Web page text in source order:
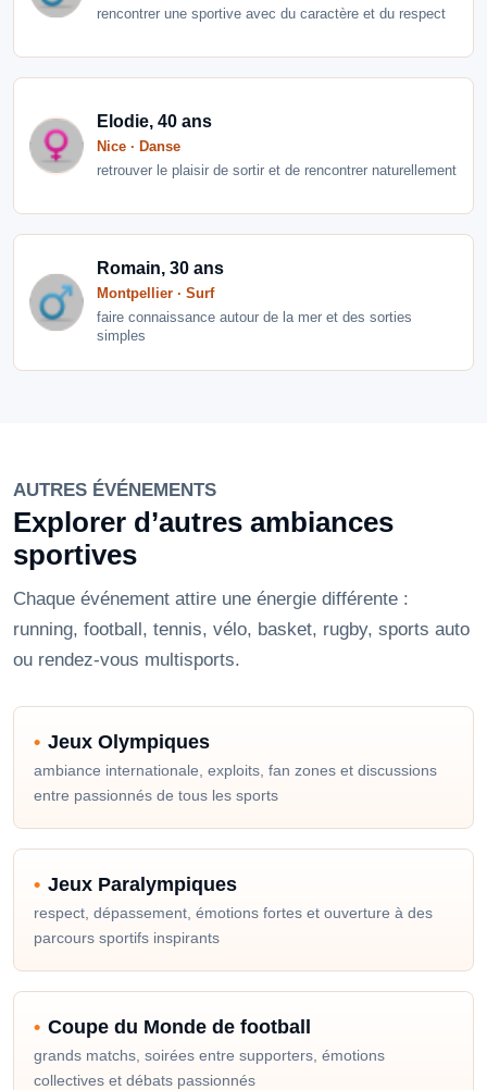
rencontrer une sportive avec du caractère et du respect
Elodie, 40 ans
Nice · Danse
retrouver le plaisir de sortir et de rencontrer naturellement
Romain, 30 ans
Montpellier · Surf
faire connaissance autour de la mer et des sorties
simples
AUTRES ÉVÉNEMENTS
Explorer d’autres ambiances
sportives
Chaque événement attire une énergie différente :
running, football, tennis, vélo, basket, rugby, sports auto
ou rendez-vous multisports.
Jeux Olympiques
ambiance internationale, exploits, fan zones et discussions
entre passionnés de tous les sports
Jeux Paralympiques
respect, dépassement, émotions fortes et ouverture à des
parcours sportifs inspirants
Coupe du Monde de football
grands matchs, soirées entre supporters, émotions
collectives et débats passionnés